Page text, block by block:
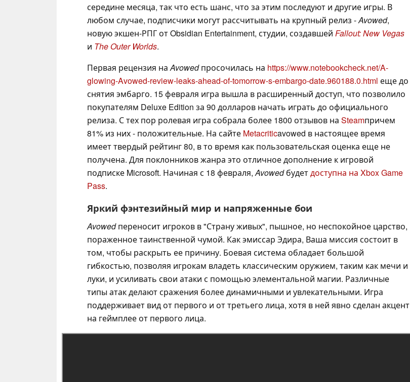
середине месяца, так что есть шанс, что за этим последуют и другие игры. В
любом случае, подписчики могут рассчитывать на крупный релиз -Avowed,
новую экшен-РПГ от Obsidian Entertainment, студии, создавшей Fallout: New Vegas
и The Outer Worlds.
Первая рецензия наAvowedпросочилась на https://www.notebookcheck.net/A-
glowing-Avowed-review-leaks-ahead-of-tomorrow-s-embargo-date.960188.0.html еще до
снятия эмбарго. 15 февраля игра вышла в расширенный доступ, что позволило
покупателям Deluxe Edition за 90 долларов начать играть до официального
релиза. С тех пор ролевая игра собрала более 1800 отзывов на Steamпричем
81% из них - положительные. На сайте Metacriticavowed в настоящее время
имеет твердый рейтинг 80, в то время как пользовательская оценка еще не
получена. Для поклонников жанра это отличное дополнение к игровой
подписке Microsoft. Начиная с 18 февраля,Avowedбудетдоступна на Xbox Game
Pass.
Яркий фэнтезийный мир и напряженные бои
Avowedпереносит игроков в "Страну живых", пышное, но неспокойное царство,
пораженное таинственной чумой. Как эмиссар Эдира, Ваша миссия состоит в
том, чтобы раскрыть ее причину. Боевая система обладает большой
гибкостью, позволяя игрокам владеть классическим оружием, таким как мечи и
луки, и усиливать свои атаки с помощью элементальной магии. Различные
типы атак делают сражения более динамичными и увлекательными. Игра
поддерживает вид от первого и от третьего лица, хотя в ней явно сделан акцент
на геймплее от первого лица.